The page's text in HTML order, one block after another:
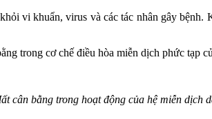
vi khuẩn, virus và các tác nhân gây
trong cơ chế điều hòa miễn dịch phức tạp
cân bằng trong hoạt động của hệ miễn dịch